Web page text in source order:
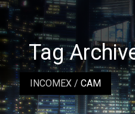
INCOMEX / CAM
Tag